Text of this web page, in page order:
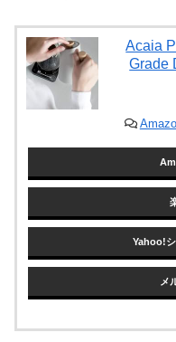
Acaia
Grade
Yahoo!
メ